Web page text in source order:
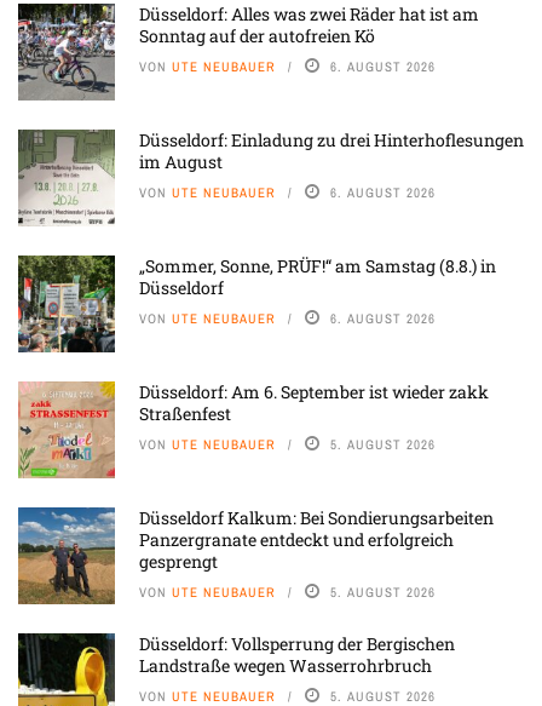
Düsseldorf: Alles was zwei Räder hat ist am
Sonntag auf der autofreien Kö
VON UTE NEUBAUER 6. AUGUST 2026
Düsseldorf: Einladung zu drei Hinterhoflesungen
im August
VON UTE NEUBAUER 6. AUGUST 2026
„Sommer, Sonne, PRÜF!“ am Samstag (8.8.) in
Düsseldorf
VON UTE NEUBAUER 6. AUGUST 2026
Düsseldorf: Am 6. September ist wieder zakk
Straßenfest
VON UTE NEUBAUER 5. AUGUST 2026
Düsseldorf Kalkum: Bei Sondierungsarbeiten
Panzergranate entdeckt und erfolgreich
gesprengt
VON UTE NEUBAUER 5. AUGUST 2026
Düsseldorf: Vollsperrung der Bergischen
Landstraße wegen Wasserrohrbruch
VON UTE NEUBAUER 5. AUGUST 2026